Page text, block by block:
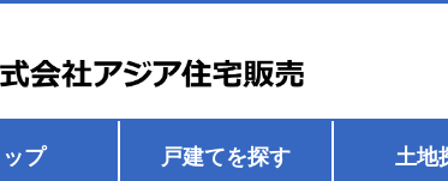
ップ 戸建てを探す 土地